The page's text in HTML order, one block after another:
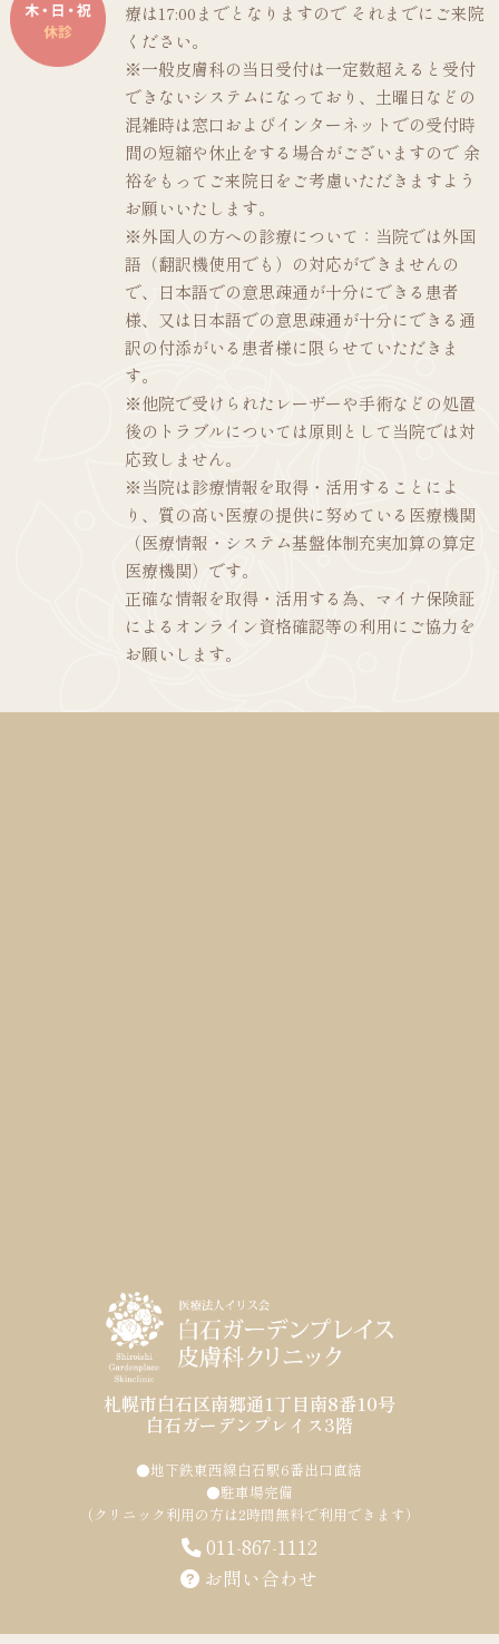
療は17:00までとなりますので それまでにご来院
ください。
※一般皮膚科の当日受付は一定数超えると受付
できないシステムになっており、土曜日などの
混雑時は窓口およびインターネットでの受付時
間の短縮や休止をする場合がございますので 余
裕をもってご来院日をご考慮いただきますよう
お願いいたします。
※外国人の方への診療について：当院では外国
語（翻訳機使用でも）の対応ができませんの
で、日本語での意思疎通が十分にできる患者
様、又は日本語での意思疎通が十分にできる通
訳の付添がいる患者様に限らせていただきま
す。
※他院で受けられたレーザーや手術などの処置
後のトラブルについては原則として当院では対
応致しません。
※当院は診療情報を取得・活用することによ
り、質の高い医療の提供に努めている医療機関
（医療情報・システム基盤体制充実加算の算定
医療機関）です。
正確な情報を取得・活用する為、マイナ保険証
によるオンライン資格確認等の利用にご協力を
お願いします。
札幌市白石区南郷通1丁目南8番10号
白石ガーデンプレイス3階
●地下鉄東西線白石駅6番出口直結
●駐車場完備
（クリニック利用の方は2時間無料で利用できます）
011-867-1112
お問い合わせ